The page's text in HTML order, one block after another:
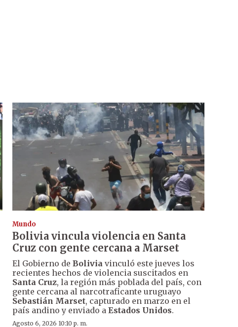
Mundo
Bolivia vincula violencia en Santa
Cruz con gente cercana a Marset
El Gobierno de Boliviavinculó este jueves los
recientes hechos de violencia suscitados en
Santa Cruz, la región más poblada del país, con
gente cercana al narcotraficante uruguayo
Sebastián Marset, capturado en marzo en el
país andino y enviado a Estados Unidos.
Agosto 6, 2026 10:10 p. m.